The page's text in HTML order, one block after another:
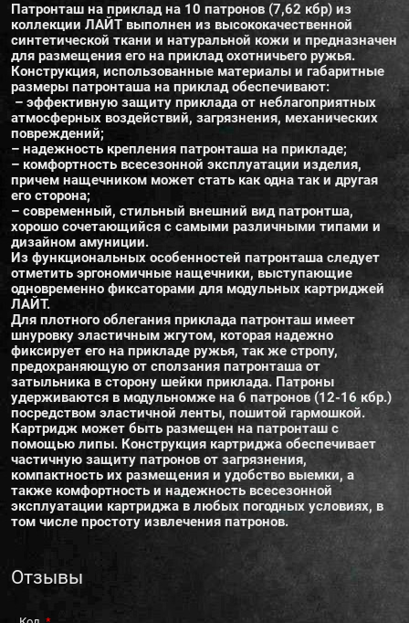
Патронташ на приклад на 10 патронов (7,62 кбр) из
коллекции ЛАЙТ выполнен из высококачественной
синтетической ткани и натуральной кожи и предназначен
для размещения его на приклад охотничьего ружья.
Конструкция, использованные материалы и габаритные
размеры патронташа на приклад обеспечивают:
– эффективную защиту приклада от неблагоприятных
атмосферных воздействий, загрязнения, механических
повреждений;
– надежность крепления патронташа на прикладе;
– комфортность всесезонной эксплуатации изделия,
причем нащечником может стать как одна так и другая
его сторона;
– современный, стильный внешний вид патронтша,
хорошо сочетающийся с самыми различными типами и
дизайном амуниции.
Из функциональных особенностей патронташа следует
отметить эргономичные нащечники, выступающие
одновременно фиксаторами для модульных картриджей
ЛАЙТ.
Для плотного облегания приклада патронташ имеет
шнуровку эластичным жгутом, которая надежно
фиксирует его на прикладе ружья, так же стропу,
предохраняющую от сползания патронташа от
затыльника в сторону шейки приклада. Патроны
удерживаются в модульномже на 6 патронов (12-16 кбр.)
посредством эластичной ленты, пошитой гармошкой.
Картридж может быть размещен на патронташ с
помощью липы. Конструкция картриджа обеспечивает
частичную защиту патронов от загрязнения,
компактность их размещения и удобство выемки, а
также комфортность и надежность всесезонной
эксплуатации картриджа в любых погодных условиях, в
том числе простоту извлечения патронов.
Отзывы